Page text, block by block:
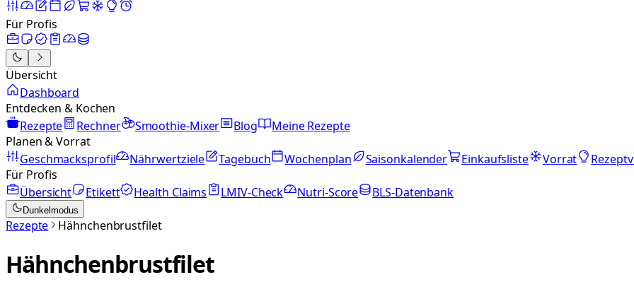
Für Profis
Übersicht
Dashboard
Entdecken & Kochen
Rezepte
Rechner Smoothie-Mixer Blog
Meine Rezepte
Planen & Vorrat
Geschmacksprofil
Nährwertziele Tagebuch Wochenplan Saisonkalender Einkaufsliste Vorrat
Für Profis
Übersicht
Etikett Health Claims LMIV-Check Nutri-Score BLS-Datenbank
Dunkelmodus
Rezepte Hähnchenbrustfilet
Hähnchenbrustfilet